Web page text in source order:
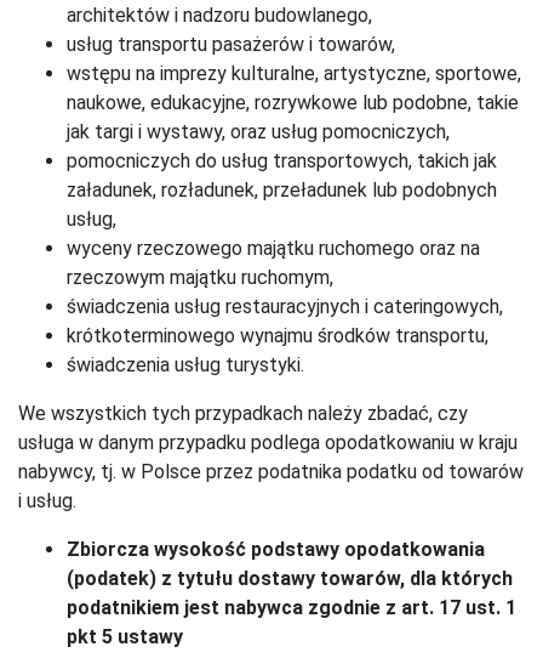
architektów i nadzoru budowlanego,
usług transportu pasażerów i towarów,
wstępu na imprezy kulturalne, artystyczne, sportowe,
naukowe, edukacyjne, rozrywkowe lub podobne, takie
jak targi i wystawy, oraz usług pomocniczych,
pomocniczych do usług transportowych, takich jak
załadunek, rozładunek, przeładunek lub podobnych
usług,
wyceny rzeczowego majątku ruchomego oraz na
rzeczowym majątku ruchomym,
świadczenia usług restauracyjnych i cateringowych,
krótkoterminowego wynajmu środków transportu,
świadczenia usług turystyki.
We wszystkich tych przypadkach należy zbadać, czy
usługa w danym przypadku podlega opodatkowaniu w kraju
nabywcy, tj. w Polsce przez podatnika podatku od towarów
i usług.
Zbiorcza wysokość podstawy opodatkowania
(podatek) z tytułu dostawy towarów, dla których
podatnikiem jest nabywca zgodnie z art. 17 ust. 1
pkt 5 ustawy